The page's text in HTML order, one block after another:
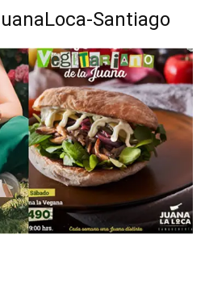
Santiago